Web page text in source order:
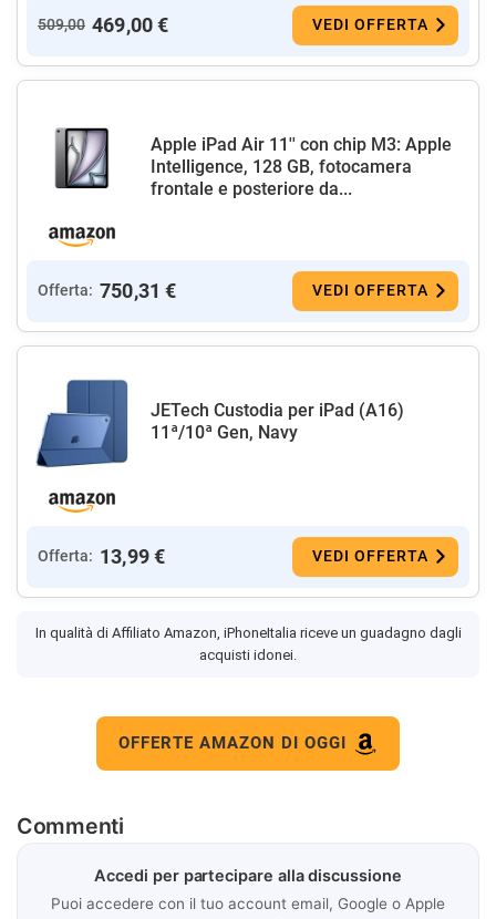
509,00 469,00 € VEDI OFFERTA
Apple iPad Air 11'' con chip M3: Apple
Intelligence, 128 GB, fotocamera
frontale e posteriore da...
Offerta: 750,31 € VEDI OFFERTA
JETech Custodia per iPad (A16)
11ª/10ª Gen, Navy
Offerta: 13,99 € VEDI OFFERTA
In qualità di Affiliato Amazon, iPhoneItalia riceve un guadagno dagli
acquisti idonei.
OFFERTE AMAZON DI OGGI
Commenti
Accedi per partecipare alla discussione
Puoi accedere con il tuo account email, Google o Apple